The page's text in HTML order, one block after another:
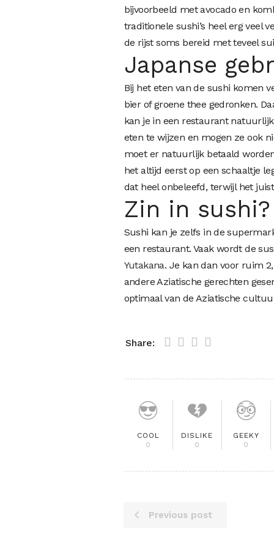
bijvoorbeeld met avocado en
traditionele sushi’s heel erg veel
de rijst soms bereid met teveel
Japanse
Bij het eten van de sushi komen
bier of groene thee gedronken.
kan je in een restaurant
eten te wijzen en mogen ze ook
moet er natuurlijk betaald
het altijd eerst op een schaaltje
dat heel onbeleefd, terwijl het
Zin in sushi?
Sushi kan je zelfs in de
een restaurant. Vaak wordt de
Yutakana. Je kan dan voor ruim
andere Aziatische gerechten
optimaal van de Aziatische
Share:
COOL
0
DISLIKE
0
GEEKY
0
Previous post